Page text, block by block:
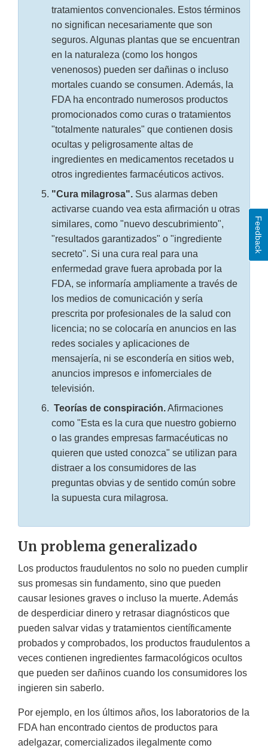
tratamientos convencionales. Estos términos
no significan necesariamente que son
seguros. Algunas plantas que se encuentran
en la naturaleza (como los hongos
venenosos) pueden ser dañinas o incluso
mortales cuando se consumen. Además, la
FDA ha encontrado numerosos productos
promocionados como curas o tratamientos
"totalmente naturales" que contienen dosis
ocultas y peligrosamente altas de
ingredientes en medicamentos recetados u
otros ingredientes farmacéuticos activos.
"Cura milagrosa". Sus alarmas deben
activarse cuando vea esta afirmación u otras
similares, como "nuevo descubrimiento",
"resultados garantizados" o "ingrediente
secreto". Si una cura real para una
enfermedad grave fuera aprobada por la
FDA, se informaría ampliamente a través de
los medios de comunicación y sería
prescrita por profesionales de la salud con
licencia; no se colocaría en anuncios en las
redes sociales y aplicaciones de
mensajería, ni se escondería en sitios web,
anuncios impresos e infomerciales de
televisión.
Teorías de conspiración.Afirmaciones
como "Esta es la cura que nuestro gobierno
o las grandes empresas farmacéuticas no
quieren que usted conozca" se utilizan para
distraer a los consumidores de las
preguntas obvias y de sentido común sobre
la supuesta cura milagrosa.
Un problema generalizado
Los productos fraudulentos no solo no pueden cumplir
sus promesas sin fundamento, sino que pueden
causar lesiones graves o incluso la muerte. Además
de desperdiciar dinero y retrasar diagnósticos que
pueden salvar vidas y tratamientos científicamente
probados y comprobados, los productos fraudulentos a
veces contienen ingredientes farmacológicos ocultos
que pueden ser dañinos cuando los consumidores los
ingieren sin saberlo.
Por ejemplo, en los últimos años, los laboratorios de la
FDA han encontrado cientos de productos para
adelgazar, comercializados ilegalmente como
Feedback